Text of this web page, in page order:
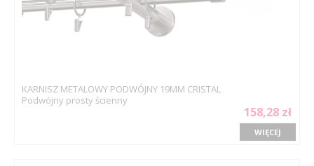
KARNISZ METALOWY PODWÓJNY 19MM CRISTAL
Podwójny prosty ścienny
158,28 zł
WIĘCEJ